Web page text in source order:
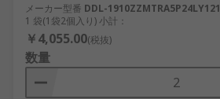
メーカー型番 DDL-1910ZZMTRA5P24LY121
1 袋(1袋2個入り) 小計：
￥4,055.00(税抜)
数量